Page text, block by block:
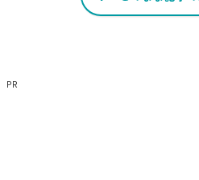
ているケースの指数は「50」です
PR